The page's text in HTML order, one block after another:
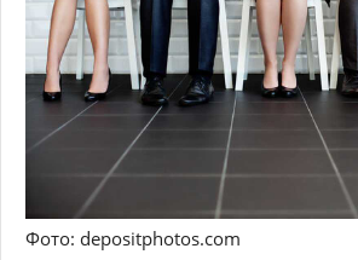
Фото: depositphotos.com